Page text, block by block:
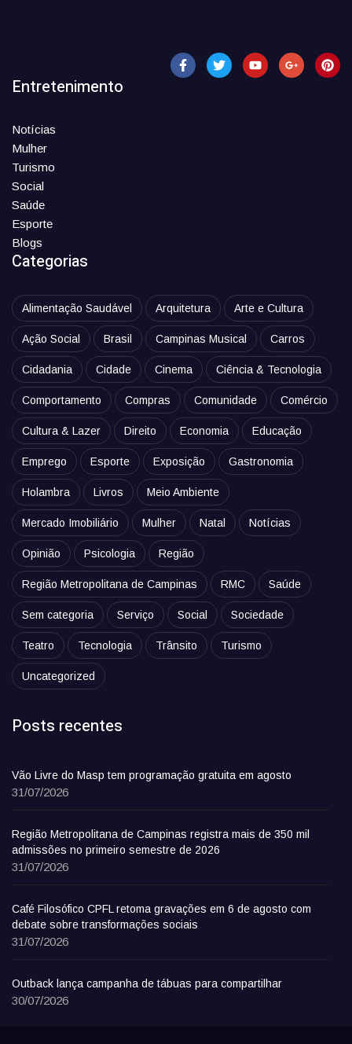
Entretenimento
Notícias
Mulher
Turismo
Social
Saúde
Esporte
Blogs
Categorias
Alimentação Saudável Arquitetura Arte e Cultura
Ação Social Brasil Campinas Musical Carros
Cidadania Cidade Cinema Ciência & Tecnologia
Comportamento Compras Comunidade Comércio
Cultura & Lazer Direito Economia Educação
Emprego Esporte Exposição Gastronomia
Holambra Livros Meio Ambiente
Mercado Imobiliário Mulher Natal Notícias
Opinião Psicologia Região
Região Metropolitana de Campinas RMC Saúde
Sem categoria Serviço Social Sociedade
Teatro Tecnologia Trânsito Turismo
Uncategorized
Posts recentes
Vão Livre do Masp tem programação gratuita em agosto
31/07/2026
Região Metropolitana de Campinas registra mais de 350 mil
admissões no primeiro semestre de 2026
31/07/2026
Café Filosófico CPFL retoma gravações em 6 de agosto com
debate sobre transformações sociais
31/07/2026
Outback lança campanha de tábuas para compartilhar
30/07/2026